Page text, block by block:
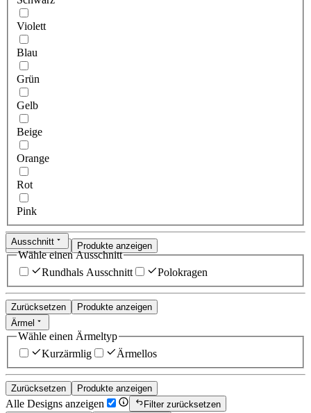
Violett
Blau
Grün
Gelb
Beige
Orange
Rot
Pink
Zurücksetzen Produkte anzeigen
Ausschnitt
Wähle einen Ausschnitt
Rundhals Ausschnitt
Polokragen
Zurücksetzen
Produkte anzeigen
Ärmel
Wähle einen Ärmeltyp
Kurzärmlig
Ärmellos
Zurücksetzen Produkte anzeigen
Alle Designs anzeigen
Filter zurücksetzen